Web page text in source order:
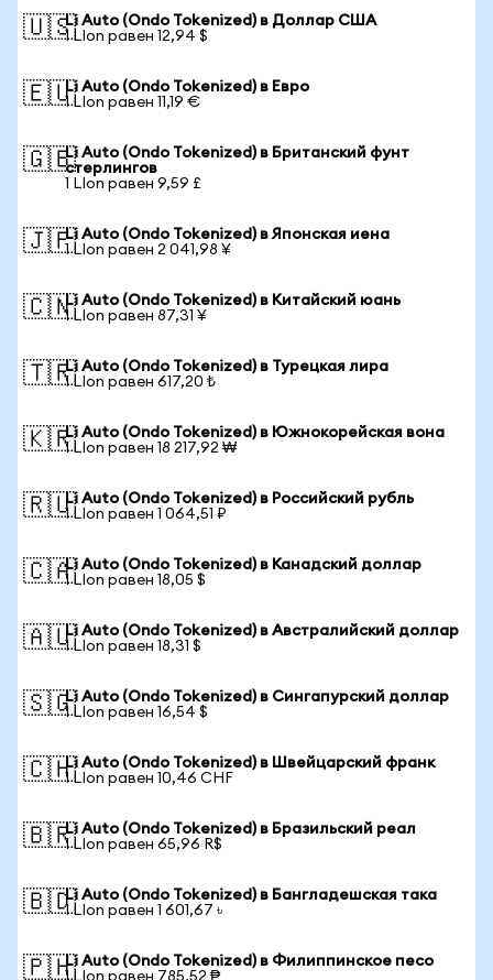
🇺🇸Li Auto (Ondo Tokenized) в Доллар США
1 LIon равен 12,94 $
🇪🇺Li Auto (Ondo Tokenized) в Евро
1 LIon равен 11,19 €
🇬🇧Li Auto (Ondo Tokenized) в Британский фунт
стерлингов
1 LIon равен 9,59 £
🇯🇵Li Auto (Ondo Tokenized) в Японская иена
1 LIon равен 2 041,98 ¥
🇨🇳Li Auto (Ondo Tokenized) в Китайский юань
1 LIon равен 87,31 ¥
🇹🇷Li Auto (Ondo Tokenized) в Турецкая лира
1 LIon равен 617,20 ₺
🇰🇷Li Auto (Ondo Tokenized) в Южнокорейская вона
1 LIon равен 18 217,92 ₩
🇷🇺Li Auto (Ondo Tokenized) в Российский рубль
1 LIon равен 1 064,51 ₽
🇨🇦Li Auto (Ondo Tokenized) в Канадский доллар
1 LIon равен 18,05 $
🇦🇺Li Auto (Ondo Tokenized) в Австралийский доллар
1 LIon равен 18,31 $
🇸🇬Li Auto (Ondo Tokenized) в Сингапурский доллар
1 LIon равен 16,54 $
🇨🇭Li Auto (Ondo Tokenized) в Швейцарский франк
1 LIon равен 10,46 CHF
🇧🇷Li Auto (Ondo Tokenized) в Бразильский реал
1 LIon равен 65,96 R$
🇧🇩Li Auto (Ondo Tokenized) в Бангладешская така
1 LIon равен 1 601,67 ৳
🇵🇭Li Auto (Ondo Tokenized) в Филиппинское песо
1 LIon равен 785,52 ₱